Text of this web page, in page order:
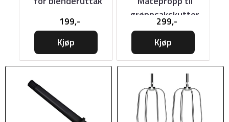
199,-
Kjøp
grønnsakskutter
299,-
Kjøp